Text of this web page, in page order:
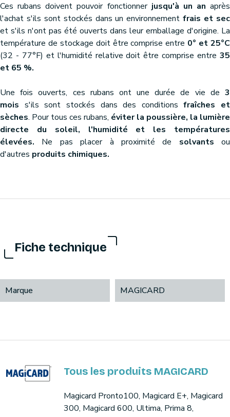
Ces rubans doivent pouvoir fonctionner jusqu'à un an après
l'achat s'ils sont stockés dans un environnementfrais et sec
et s'ils n'ont pas été ouverts dans leur emballage d'origine. La
température de stockage doit être comprise entre 0° et 25°C
(32 - 77°F) et l'humidité relative doit être comprise entre 35
et 65 %.
Une fois ouverts, ces rubans ont une durée de vie de 3
mois s'ils sont stockés dans des conditionsfraîches et
sèches. Pour tous ces rubans, éviter la poussière, la lumière
directe du soleil, l'humidité et les températures
élevées. Ne pas placer à proximité de solvants ou
d'autres produits chimiques.
Fiche technique
Marque MAGICARD
Tous les produits MAGICARD
Magicard Pronto100, Magicard E+, Magicard
300, Magicard 600, Ultima, Prima 8,